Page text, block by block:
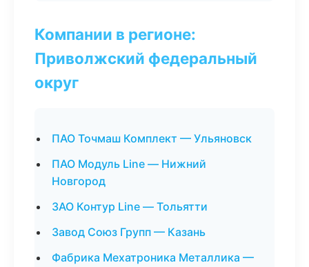
Компании в регионе:
Приволжский федеральный
округ
ПАО Точмаш Комплект — Ульяновск
ПАО Модуль Line — Нижний
Новгород
ЗАО Контур Line — Тольятти
Завод Союз Групп — Казань
Фабрика Мехатроника Металлика —